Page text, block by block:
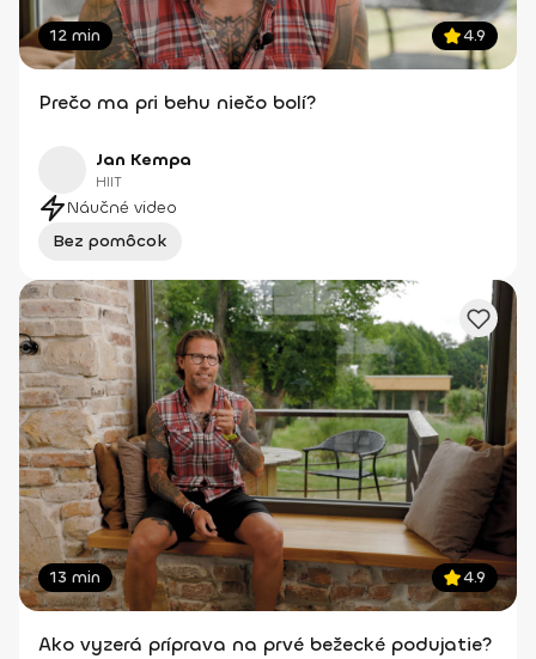
12 min 4.9
Prečo ma pri behu niečo bolí?
Jan Kempa
HIIT
Náučné video
Bez pomôcok
13 min 4.9
Ako vyzerá príprava na prvé bežecké podujatie?